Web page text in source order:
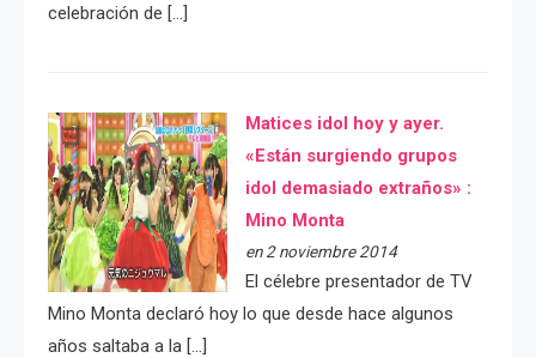
celebración de […]
Matices idol hoy y ayer.
«Están surgiendo grupos
idol demasiado extraños» :
Mino Monta
en 2 noviembre 2014
El célebre presentador de TV
Mino Monta declaró hoy lo que desde hace algunos
años saltaba a la […]